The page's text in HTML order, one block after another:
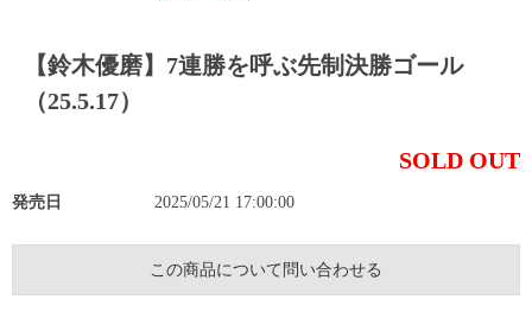
【鈴木優磨】7連勝を呼ぶ先制決勝ゴール
（25.5.17）
SOLD OUT
発売日 2025/05/21 17:00:00
この商品について問い合わせる